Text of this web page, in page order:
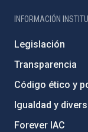
INFORMACIÓN
Legislación
Transparencia
Código ético y
Igualdad y
Forever IAC